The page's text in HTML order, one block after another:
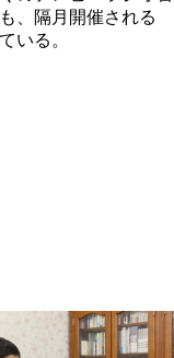
、隔月開催される
いる。